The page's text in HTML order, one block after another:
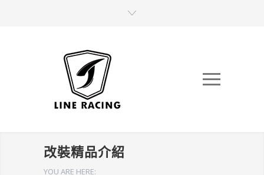
改裝精品介紹
YOU ARE HERE: